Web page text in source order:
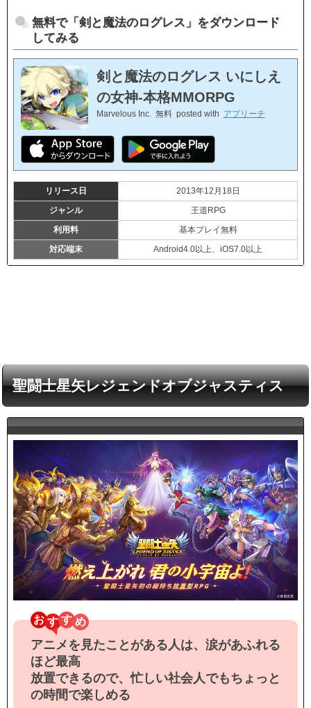
無料で「剣と魔法のログレス」をダウンロード
してみる
剣と魔法のログレス いにしえ
の女神-本格MMORPG
Marvelous Inc. 無料 posted with アプリーチ
リリース日
2013年12月18日
ジャンル
王道RPG
利用料
基本プレイ無料
対応端末
Android4.0以上、iOS7.0以上
聖闘士星矢レジェンドオブジャスティス
お す
アニメを見たことがある人は、涙があふれる
ほど最高
放置できるので、忙しい社会人でもちょっと
の時間で楽しめる